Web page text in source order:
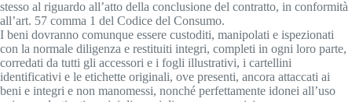
stesso al riguardo all’atto della conclusione del contratto, in conformità
all’art. 57 comma 1 del Codice del Consumo.
I beni dovranno comunque essere custoditi, manipolati e ispezionati
con la normale diligenza e restituiti integri, completi in ogni loro parte,
corredati da tutti gli accessori e i fogli illustrativi, i cartellini
identificativi e le etichette originali, ove presenti, ancora attaccati ai
beni e integri e non manomessi, nonché perfettamente idonei all’uso